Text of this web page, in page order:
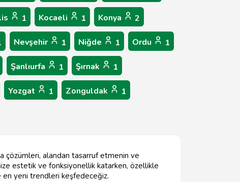
1 Kocaeli 1 Konya 2
Nevşehir 1 Niğde 1 Ordu 1
Şanlıurfa 1 Şırnak 1
Yozgat 1 Zonguldak 1
çözümleri, alandan tasarruf etmenin ve
estetik ve fonksiyonellik katarken, özellikle
en yeni trendleri keşfedeceğiz.